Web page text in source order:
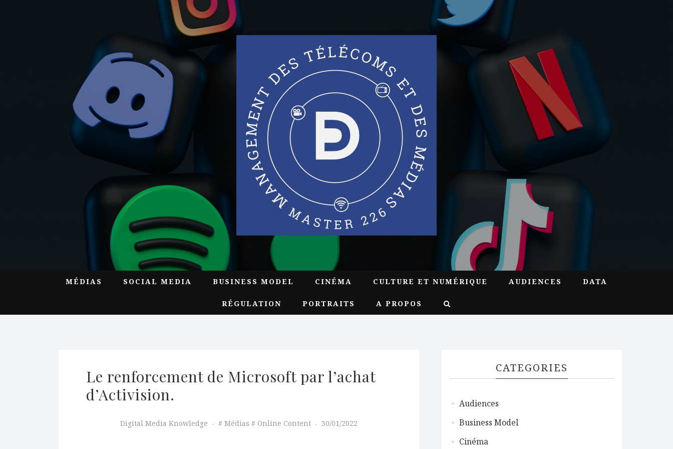
MÉDIAS SOCIAL MEDIA BUSINESS MODEL CINÉMA CULTURE ET NUMÉRIQUE AUDIENCES DATA
RÉGULATION PORTRAITS A PROPOS
Le renforcement de Microsoft par l’achat
d’Activision.
Digital Media Knowledge Médias Online Content 30/01/2022
CATEGORIES
Audiences
Business Model
Cinéma